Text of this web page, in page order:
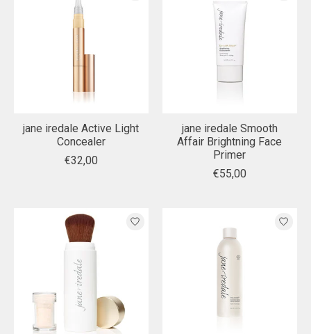
jane iredale Active Light
Concealer
€32,00
jane iredale Smooth
Affair Brightning Face
Primer
€55,00